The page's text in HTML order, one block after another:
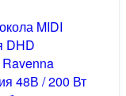
MIDI
DHD
48В / 200 Вт